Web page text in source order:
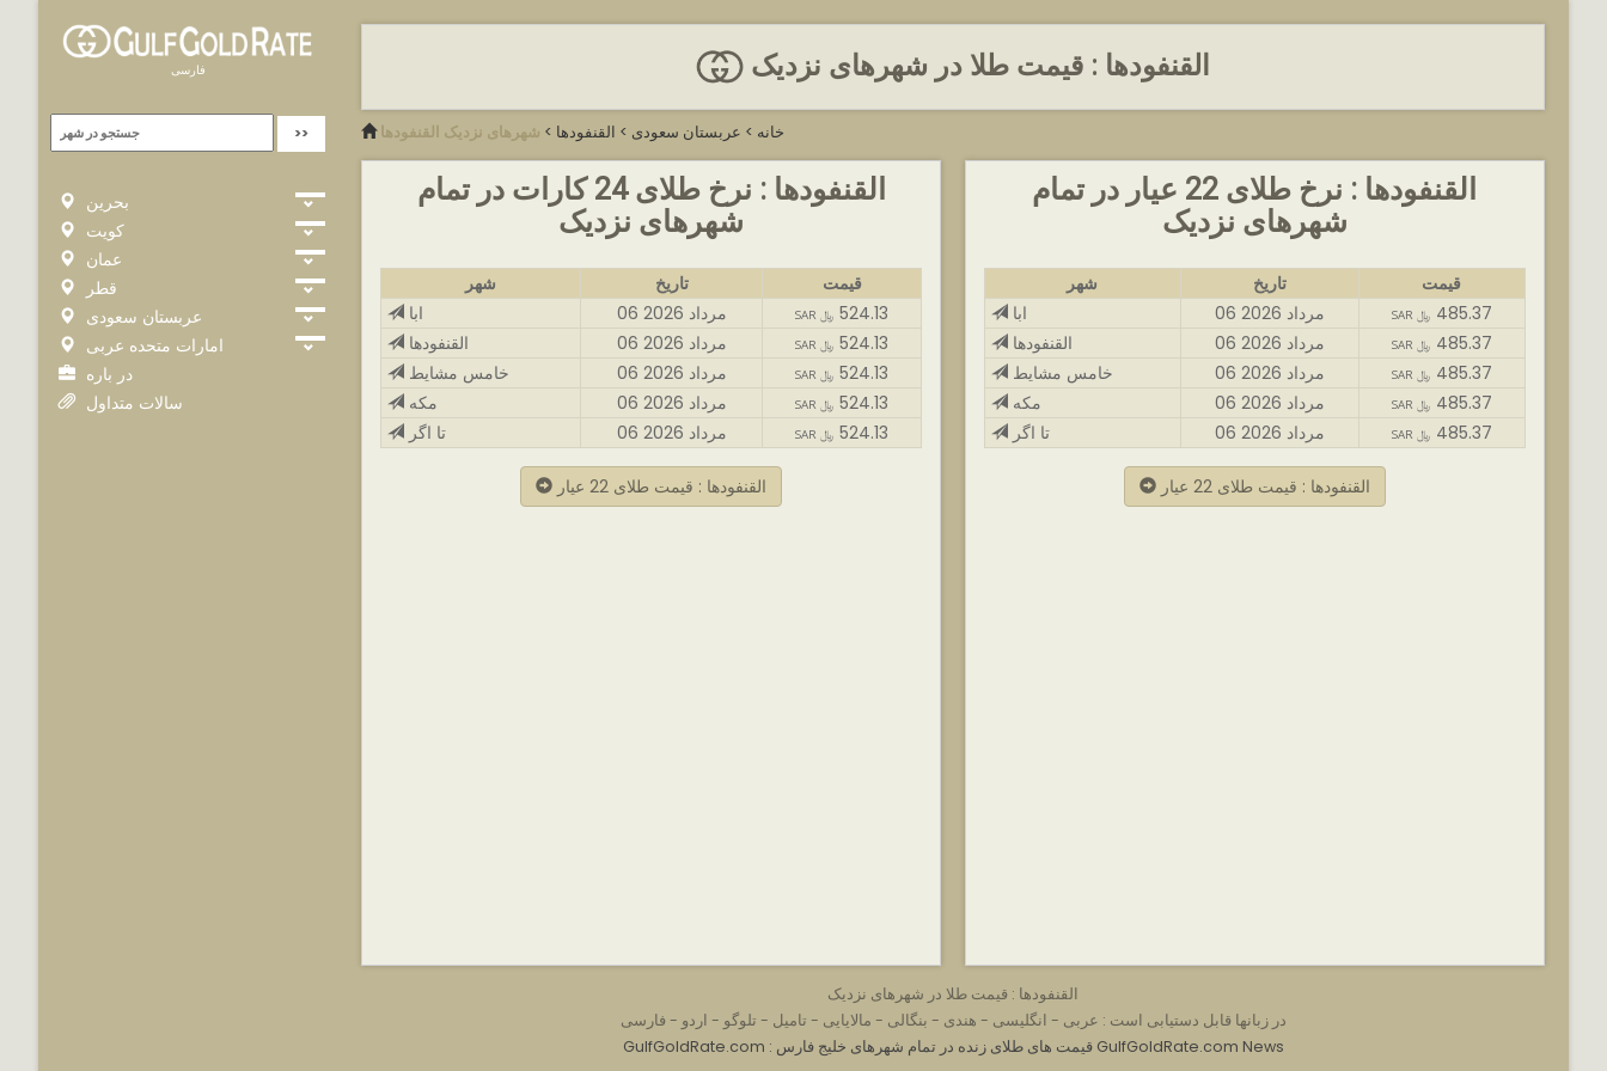
فارسی
بحرین
کویت
عمان
قطر
عربستان سعودی
امارات متحده عربی
در باره
سالات متداول
القنفودها : قیمت طلا در شهرهای نزدیک
خانه > عربستان سعودی > القنفودها > شهرهای نزدیک القنفودها
القنفودها : نرخ طلای 24 کارات در تمام
شهرهای نزدیک
شهر تاریخ
قیمت
ابا
06 مرداد 2026 SAR ﷼ 524.13
القنفودها
06 مرداد 2026 SAR ﷼ 524.13
خامس مشایط
06 مرداد 2026 SAR ﷼ 524.13
مکه
06 مرداد 2026 SAR ﷼ 524.13
تا اگر
06 مرداد 2026 SAR ﷼ 524.13
القنفودها : قیمت طلای 22 عیار
القنفودها : نرخ طلای 22 عیار در تمام
شهرهای نزدیک
شهر تاریخ
قیمت
ابا
06 مرداد 2026 SAR ﷼ 485.37
القنفودها
06 مرداد 2026 SAR ﷼ 485.37
خامس مشایط
06 مرداد 2026 SAR ﷼ 485.37
مکه
06 مرداد 2026 SAR ﷼ 485.37
تا اگر
06 مرداد 2026 SAR ﷼ 485.37
القنفودها : قیمت طلای 22 عیار
القنفودها : قیمت طلا در شهرهای نزدیک
در زبانها قابل دستیابی است : عربی - انگلیسی - هندی - بنگالی - مالایایی - تامیل - تلوگو - اردو - فارسی
GulfGoldRate.com : قیمت های طلای زنده در تمام شهرهای خلیج فارس GulfGoldRate.com News